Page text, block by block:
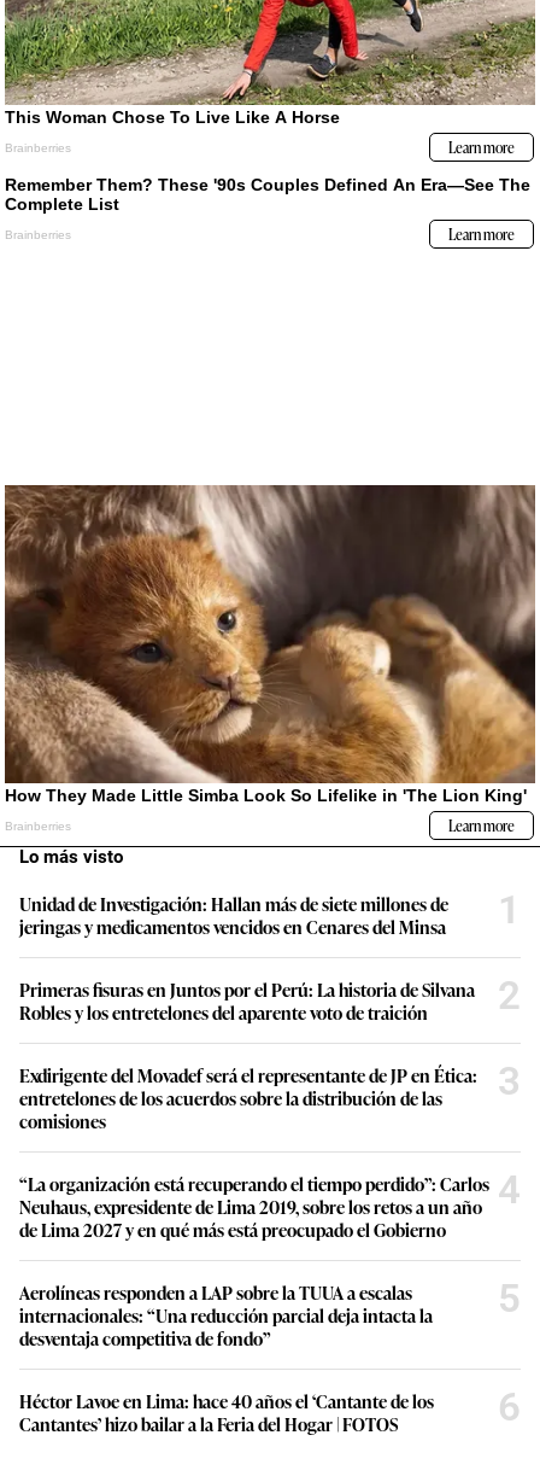
Lo más visto
Unidad de Investigación: Hallan más de siete millones de
jeringas y medicamentos vencidos en Cenares del Minsa
1
Primeras fisuras en Juntos por el Perú: La historia de Silvana
Robles y los entretelones del aparente voto de traición
2
Exdirigente del Movadef será el representante de JP en Ética:
entretelones de los acuerdos sobre la distribución de las
comisiones
3
“La organización está recuperando el tiempo perdido”: Carlos
Neuhaus, expresidente de Lima 2019, sobre los retos a un año
de Lima 2027 y en qué más está preocupado el Gobierno
4
Aerolíneas responden a LAP sobre la TUUA a escalas
internacionales: “Una reducción parcial deja intacta la
desventaja competitiva de fondo”
5
Héctor Lavoe en Lima: hace 40 años el ‘Cantante de los
Cantantes’ hizo bailar a la Feria del Hogar | FOTOS
6